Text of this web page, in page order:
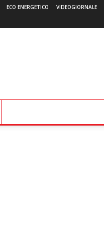
ECO ENERGETICO VIDEOGIORNALE